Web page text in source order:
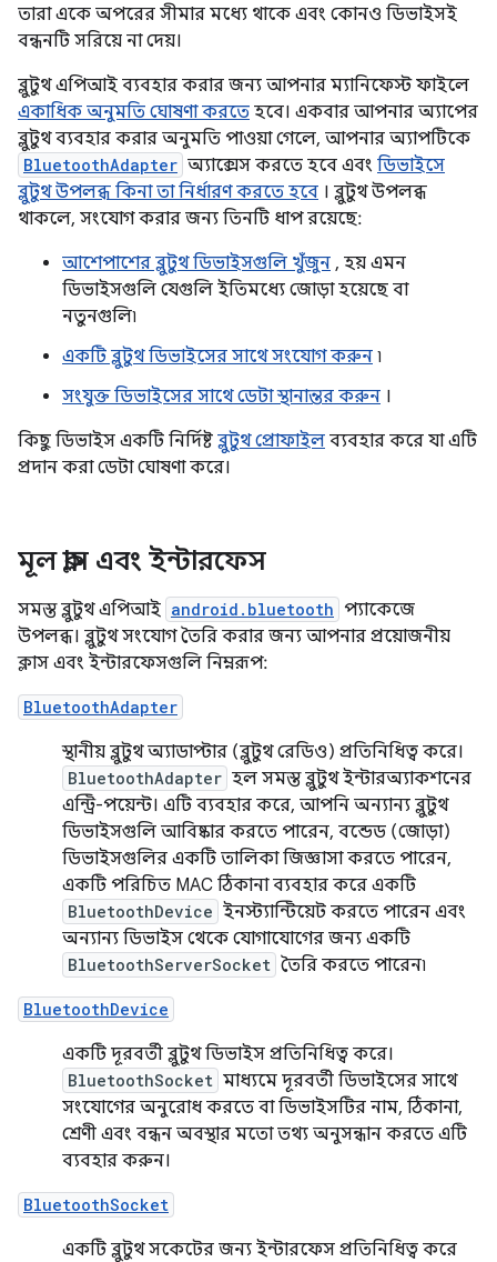
তারা একে অপরের সীমার মধ্যে থাকে এবং কোনও ডিভাইসই
বন্ধনটি সরিয়ে না দেয়।
ব্লুটুথ এপিআই ব্যবহার করার জন্য আপনার ম্যানিফেস্ট ফাইলে
একাধিক অনুমতি ঘোষণা করতে হবে। একবার আপনার অ্যাপের
ব্লুটুথ ব্যবহার করার অনুমতি পাওয়া গেলে, আপনার অ্যাপটিকে
BluetoothAdapter অ্যাক্সেস করতে হবে এবং ডিভাইসে
ব্লুটুথ উপলব্ধ কিনা তা নির্ধারণ করতে হবে । ব্লুটুথ উপলব্ধ
থাকলে, সংযোগ করার জন্য তিনটি ধাপ রয়েছে:
আশেপাশের ব্লুটুথ ডিভাইসগুলি খুঁজুন , হয় এমন
ডিভাইসগুলি যেগুলি ইতিমধ্যে জোড়া হয়েছে বা
নতুনগুলি৷
একটি ব্লুটুথ ডিভাইসের সাথে সংযোগ করুন ৷
সংযুক্ত ডিভাইসের সাথে ডেটা স্থানান্তর করুন ।
কিছু ডিভাইস একটি নির্দিষ্ট ব্লুটুথ প্রোফাইল ব্যবহার করে যা এটি
প্রদান করা ডেটা ঘোষণা করে।
মূল ক্লাস এবং ইন্টারফেস
সমস্ত ব্লুটুথ এপিআই android.bluetooth প্যাকেজে
উপলব্ধ। ব্লুটুথ সংযোগ তৈরি করার জন্য আপনার প্রয়োজনীয়
ক্লাস এবং ইন্টারফেসগুলি নিম্নরূপ:
BluetoothAdapter
স্থানীয় ব্লুটুথ অ্যাডাপ্টার (ব্লুটুথ রেডিও) প্রতিনিধিত্ব করে।
BluetoothAdapter হল সমস্ত ব্লুটুথ ইন্টারঅ্যাকশনের
এন্ট্রি-পয়েন্ট। এটি ব্যবহার করে, আপনি অন্যান্য ব্লুটুথ
ডিভাইসগুলি আবিষ্কার করতে পারেন, বন্ডেড (জোড়া)
ডিভাইসগুলির একটি তালিকা জিজ্ঞাসা করতে পারেন,
একটি পরিচিত MAC ঠিকানা ব্যবহার করে একটি
BluetoothDevice ইনস্ট্যান্টিয়েট করতে পারেন এবং
অন্যান্য ডিভাইস থেকে যোগাযোগের জন্য একটি
BluetoothServerSocket তৈরি করতে পারেন৷
BluetoothDevice
একটি দূরবর্তী ব্লুটুথ ডিভাইস প্রতিনিধিত্ব করে।
BluetoothSocket মাধ্যমে দূরবর্তী ডিভাইসের সাথে
সংযোগের অনুরোধ করতে বা ডিভাইসটির নাম, ঠিকানা,
শ্রেণী এবং বন্ধন অবস্থার মতো তথ্য অনুসন্ধান করতে এটি
ব্যবহার করুন।
BluetoothSocket
একটি ব্লুটুথ সকেটের জন্য ইন্টারফেস প্রতিনিধিত্ব করে